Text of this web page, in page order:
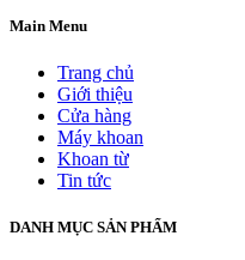
Main Menu
Trang chủ
Giới thiệu
Cửa hàng
Máy khoan
Khoan từ
Tin tức
DANH MỤC SẢN PHẨM